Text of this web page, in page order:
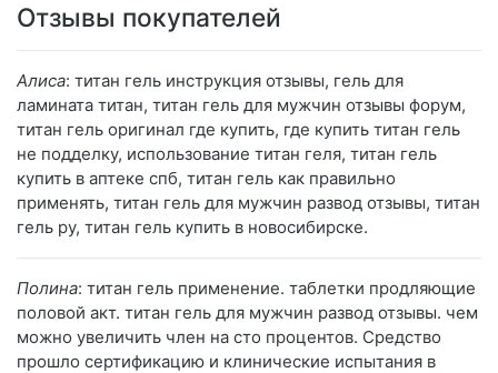
Отзывы покупателей
Алиса: титан гель инструкция отзывы, гель для
ламината титан, титан гель для мужчин отзывы форум,
титан гель оригинал где купить, где купить титан гель
не подделку, использование титан геля, титан гель
купить в аптеке спб, титан гель как правильно
применять, титан гель для мужчин развод отзывы, титан
гель ру, титан гель купить в новосибирске.
Полина: титан гель применение. таблетки продляющие
половой акт. титан гель для мужчин развод отзывы. чем
можно увеличить член на сто процентов. Средство
прошло сертификацию и клинические испытания в